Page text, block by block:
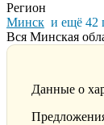
Регион
Минск и ещё 42
Вся Минская
Данные о